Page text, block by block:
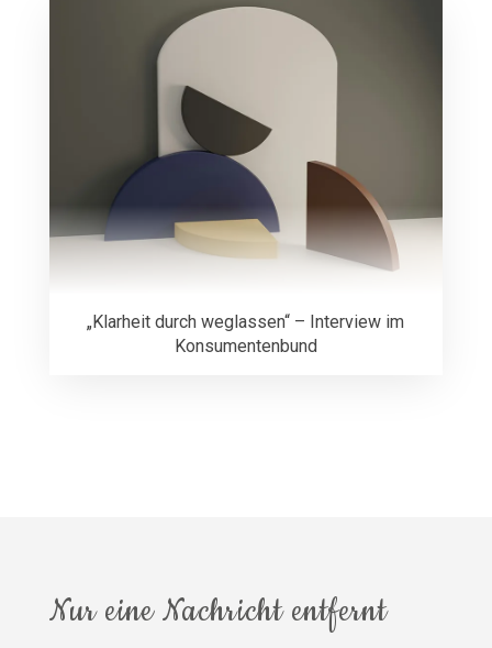
„Klarheit durch weglassen“ – Interview im
Konsumentenbund
Nur eine Nachricht entfernt